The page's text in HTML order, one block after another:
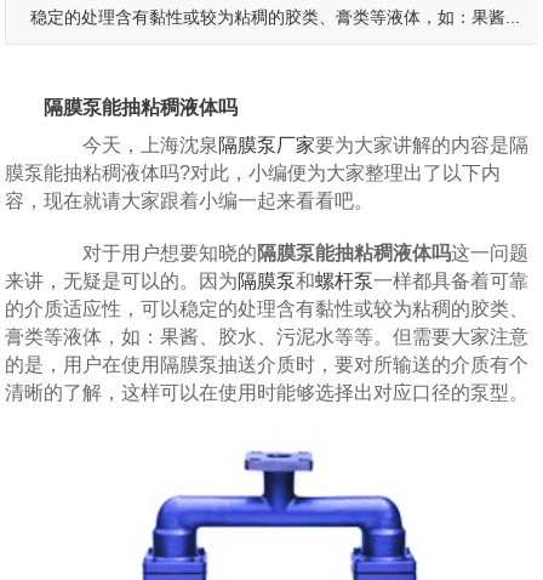
稳定的处理含有黏性或较为粘稠的胶类、膏类等液体，如：果酱...
隔膜泵能抽粘稠液体吗
今天，上海沈泉 隔膜泵厂家要为大家讲解的内容是隔
膜泵能抽粘稠液体吗?对此，小编便为大家整理出了以下内
容，现在就请大家跟着小编一起来看看吧。
对于用户想要知晓的隔膜泵能抽粘稠液体吗这一问题
来讲，无疑是可以的。因为隔膜泵和螺杆泵一样都具备着可靠
的介质适应性，可以稳定的处理含有黏性或较为粘稠的胶类、
膏类等液体，如：果酱、胶水、污泥水等等。但需要大家注意
的是，用户在使用隔膜泵抽送介质时，要对所输送的介质有个
清晰的了解，这样可以在使用时能够选择出对应口径的泵型。